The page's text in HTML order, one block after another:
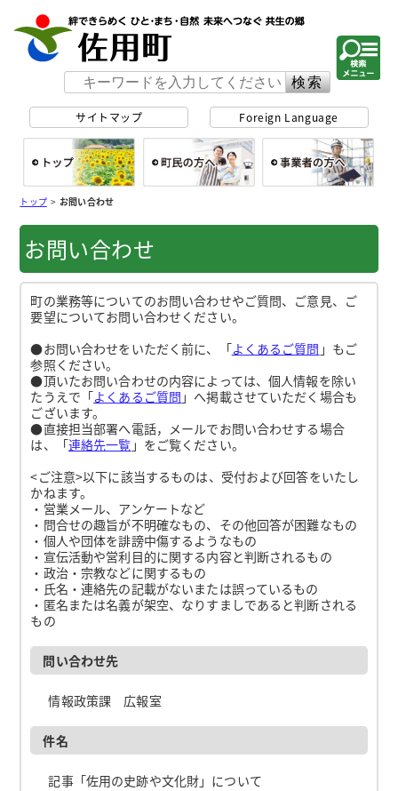
サイトマップ Foreign Language
トップ>お問い合わせ
お問い合わせ
町の業務等についてのお問い合わせやご質問、ご意見、ご
要望についてお問い合わせください。
●お問い合わせをいただく前に、「よくあるご質問 」もご
参照ください。
●頂いたお問い合わせの内容によっては、個人情報を除い
たうえで「よくあるご質問 」へ掲載させていただく場合も
ございます。
●直接担当部署へ電話，メールでお問い合わせする場合
は、「連絡先一覧 」をご覧ください。
<ご注意>以下に該当するものは、受付および回答をいたし
かねます。
・営業メール、アンケートなど
・問合せの趣旨が不明確なもの、その他回答が困難なもの
・個人や団体を誹謗中傷するようなもの
・宣伝活動や営利目的に関する内容と判断されるもの
・政治・宗教などに関するもの
・氏名・連絡先の記載がないまたは誤っているもの
・匿名または名義が架空、なりすましであると判断される
もの
問い合わせ先
情報政策課 広報室
件名
記事「佐用の史跡や文化財」について